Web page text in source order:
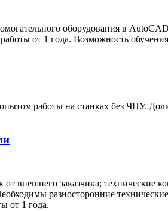
оборудования в
от 1 года. Возможность
работы на станках без ЧПУ.
внешнего заказчика; технические
разносторонние
от 1 года.